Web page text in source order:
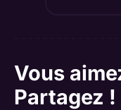
Vous
Partagez !